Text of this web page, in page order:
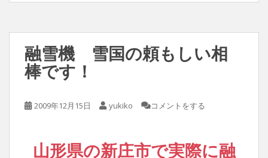
融雪機 雪国の頼もしい相
棒です！
2009年12月15日 yukiko コメントをする
山形県の新庄市で実際に融